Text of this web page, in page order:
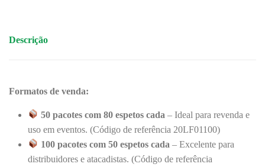
Descrição
Formatos de venda:
50 pacotes com 80 espetos cada – Ideal para revenda e
uso em eventos. (Código de referência 20LF01100)
100 pacotes com 50 espetos cada – Excelente para
distribuidores e atacadistas. (Código de referência